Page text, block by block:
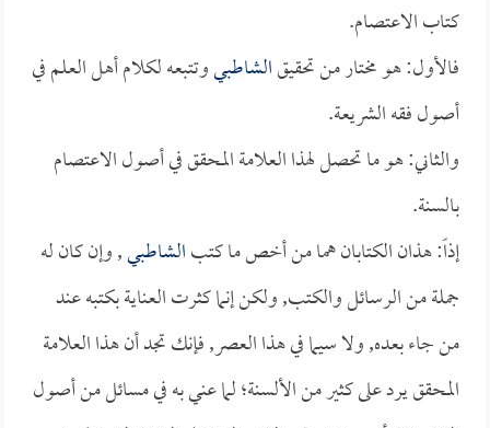
كتاب الاعتصام.
فالأول: هو مختار من تحقيقالشاطبيوتتبعه لكلام أهل العلم في
أصول فقه الشريعة.
والثاني: هو ما تحصل لهذا العلامة المحقق في أصول الاعتصام
بالسنة.
إذاً: هذان الكتابان هما من أخص ما كتبالشاطبي, وإن كان له
جملة من الرسائل والكتب, ولكن إنما كثرت العناية بكتبه عند
من جاء بعده, ولا سيما في هذا العصر, فإنك تجد أن هذا العلامة
المحقق يرد على كثير من الألسنة؛ لما عني به في مسائل من أصول